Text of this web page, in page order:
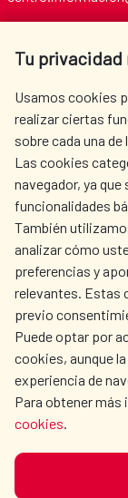
Tu privacidad
Usamos cookies
realizar ciertas
sobre cada una
Las cookies
navegador, ya
funcionalidades
También
analizar cómo
preferencias y
relevantes. Estas
previo
Puede optar por
cookies, aunque
experiencia de
Para obtener
cookies.
AECID
SPANISH
ACTION
CULTURE AND
OUR SOCIAL
TERMS OF USE
COOKIE POLICY
ACCESSIBILITY